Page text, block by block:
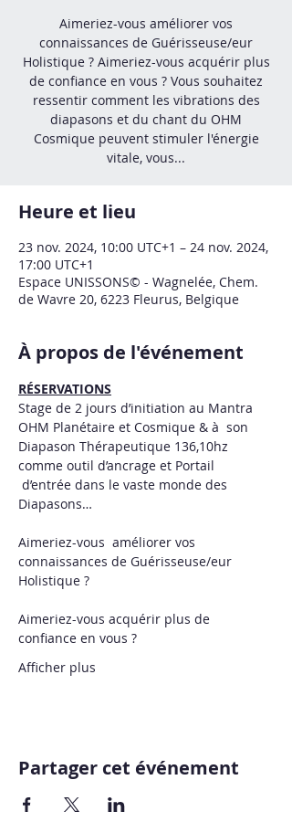
Aimeriez-vous améliorer vos
connaissances de Guérisseuse/eur
Holistique ? Aimeriez-vous acquérir plus
de confiance en vous ? Vous souhaitez
ressentir comment les vibrations des
diapasons et du chant du OHM
Cosmique peuvent stimuler l'énergie
vitale, vous...
Heure et lieu
23 nov. 2024, 10:00 UTC+1 – 24 nov. 2024,
17:00 UTC+1
Espace UNISSONS© - Wagnelée, Chem.
de Wavre 20, 6223 Fleurus, Belgique
À propos de l'événement
RÉSERVATIONS
Stage de 2 jours d’initiation au Mantra
OHM Planétaire et Cosmique & à  son
Diapason Thérapeutique 136,10hz
comme outil d’ancrage et Portail
d’entrée dans le vaste monde des
Diapasons…
Aimeriez-vous  améliorer vos
connaissances de Guérisseuse/eur
Holistique ?
Aimeriez-vous acquérir plus de
confiance en vous ?
Afficher plus
Partager cet événement